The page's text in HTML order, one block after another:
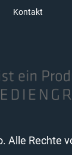
Kontakt
Alle Rechte